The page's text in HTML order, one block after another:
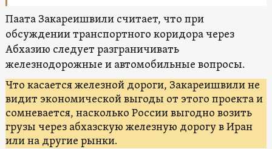
Паата Закареишвили считает, что при
обсуждении транспортного коридора через
Абхазию следует разграничивать
железнодорожные и автомобильные вопросы.
Что касается железной дороги, Закареишвили не
видит экономической выгоды от этого проекта и
сомневается, насколько России выгодно возить
грузы через абхазскую железную дорогу в Иран
или на другие рынки.